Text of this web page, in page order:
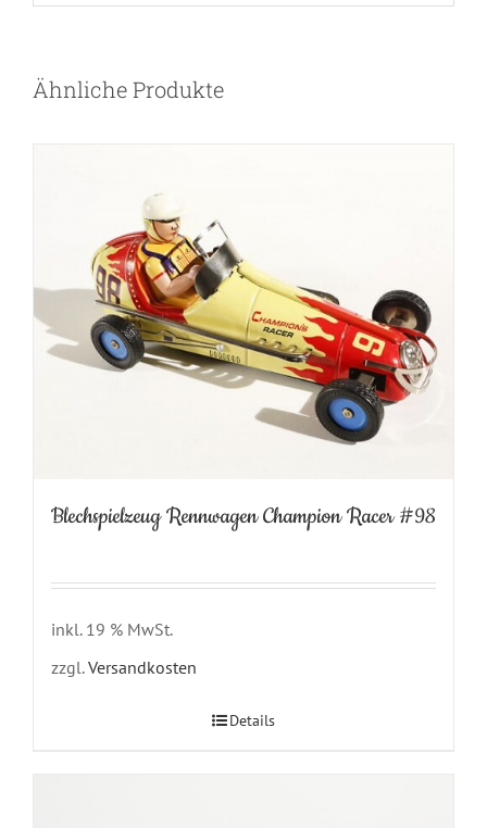
Ähnliche Produkte
Blechspielzeug Rennwagen Champion Racer #98
inkl. 19 % MwSt.
zzgl.Versandkosten
Details